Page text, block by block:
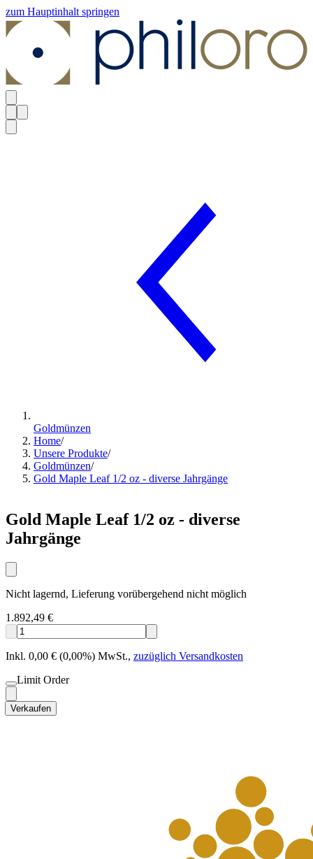
zum Hauptinhalt springen
Goldmünzen
Home/
Unsere Produkte/
Goldmünzen/
Gold Maple Leaf 1/2 oz - diverse Jahrgänge
Gold Maple Leaf 1/2 oz - diverse
Jahrgänge
Nicht lagernd, Lieferung vorübergehend nicht möglich
1.892,49 €
Inkl. 0,00 € (0,00%) MwSt., zuzüglich Versandkosten
Limit Order
Verkaufen